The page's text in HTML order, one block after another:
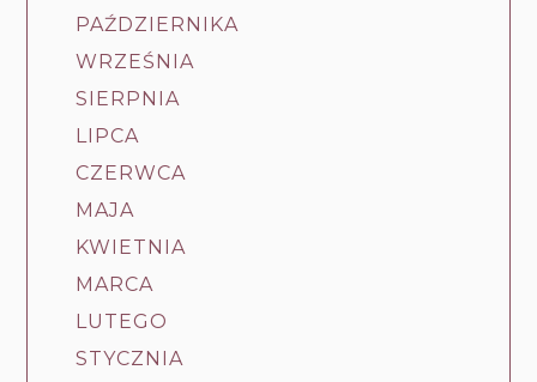
PAŹDZIERNIKA
WRZEŚNIA
SIERPNIA
LIPCA
CZERWCA
MAJA
KWIETNIA
MARCA
LUTEGO
STYCZNIA